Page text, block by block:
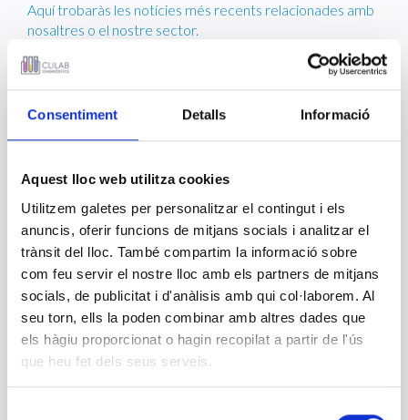
Consentiment Detalls Informació
Aquest lloc web utilitza cookies
Utilitzem galetes per personalitzar el contingut i els
anuncis, oferir funcions de mitjans socials i analitzar el
trànsit del lloc. També compartim la informació sobre
com feu servir el nostre lloc amb els partners de mitjans
socials, de publicitat i d'anàlisis amb qui col·laborem. Al
seu torn, ells la poden combinar amb altres dades que
els hàgiu proporcionat o hagin recopilat a partir de l'ús
que heu fet dels seus serveis.
Aquí trobaràs les notícies més recents relacionades amb
nosaltres o el nostre sector.
Coneix-les de primera mà i gaudeix de la seva lectura.
Resultat Convocatòria Facultatiu Tècnic
2021
29 de setembre, Dia Mundial del Cor
29 DE SETEMBRE 2021
Avui dia 29 de setembre es celebra el Dia Mundial del Cor
Primera Fase Convocatòria Facultatiu
Especialista Microbiologia 2021